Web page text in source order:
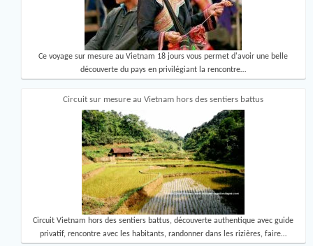
Ce voyage sur mesure au Vietnam 18 jours vous permet d'avoir une belle
découverte du pays en privilégiant la rencontre…
Circuit sur mesure au Vietnam hors des sentiers battus
Circuit Vietnam hors des sentiers battus, découverte authentique avec guide
privatif, rencontre avec les habitants, randonner dans les rizières, faire…